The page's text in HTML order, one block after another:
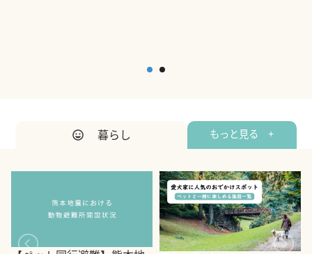
暮らし もっと見る +